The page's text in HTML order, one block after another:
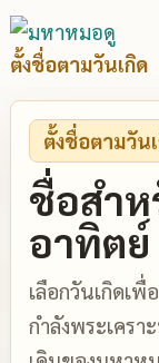
ตั้งชื่อตามวันเกิด
ตั้งชื่อตามวัน
ชื่อสำ
อาทิตย์
เลือกวันเกิดเ
กำลังพระเคร